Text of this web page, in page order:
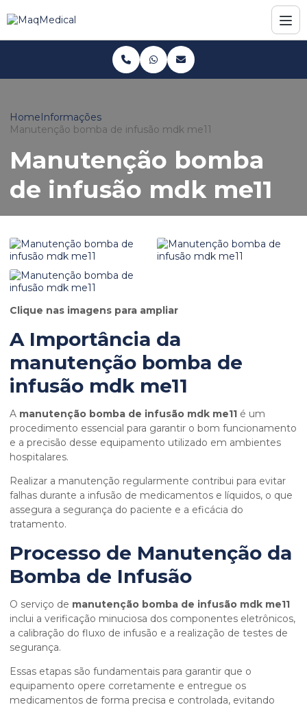
HomeInformações
Manutenção bomba de infusão mdk me11
Manutenção bomba
de infusão mdk me11
Clique nas imagens para ampliar
A Importância da
manutenção bomba de
infusão mdk me11
A manutenção bomba de infusão mdk me11 é um
procedimento essencial para garantir o bom funcionamento
e a precisão desse equipamento utilizado em ambientes
hospitalares.
Realizar a manutenção regularmente contribui para evitar
falhas durante a infusão de medicamentos e líquidos, o que
assegura a segurança do paciente e a eficácia do
tratamento.
Processo de Manutenção da
Bomba de Infusão
O serviço de manutenção bomba de infusão mdk me11
inclui a verificação minuciosa dos componentes eletrônicos,
a calibração do fluxo de infusão e a realização de testes de
segurança.
Essas etapas são fundamentais para garantir que o
equipamento opere corretamente e entregue os
medicamentos de forma precisa e controlada, evitando